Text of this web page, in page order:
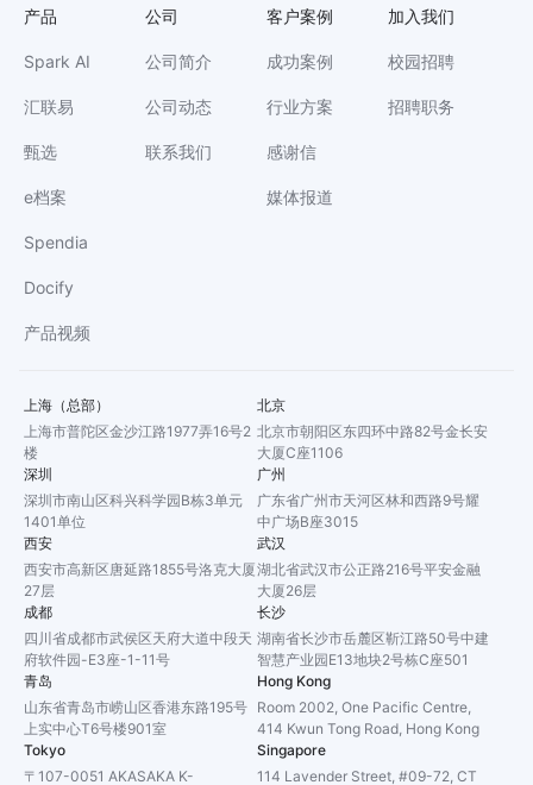
产品
Spark AI
汇联易
甄选
e档案
Spendia
Docify
产品视频
公司
公司简介
公司动态
联系我们
客户案例
成功案例
行业方案
感谢信
媒体报道
加入我们
校园招聘
招聘职务
上海（总部）
上海市普陀区金沙江路1977弄16号2
楼
北京
北京市朝阳区东四环中路82号金长安
大厦C座1106
深圳
深圳市南山区科兴科学园B栋3单元
1401单位
广州
广东省广州市天河区林和西路9号耀
中广场B座3015
西安
西安市高新区唐延路1855号洛克大厦
27层
武汉
湖北省武汉市公正路216号平安金融
大厦26层
成都
四川省成都市武侯区天府大道中段天
府软件园-E3座-1-11号
长沙
湖南省长沙市岳麓区靳江路50号中建
智慧产业园E13地块2号栋C座501
青岛
山东省青岛市崂山区香港东路195号
上实中心T6号楼901室
Hong Kong
Room 2002, One Pacific Centre,
414 Kwun Tong Road, Hong Kong
Tokyo
〒107-0051 AKASAKA K-
Singapore
114 Lavender Street, #09-72, CT